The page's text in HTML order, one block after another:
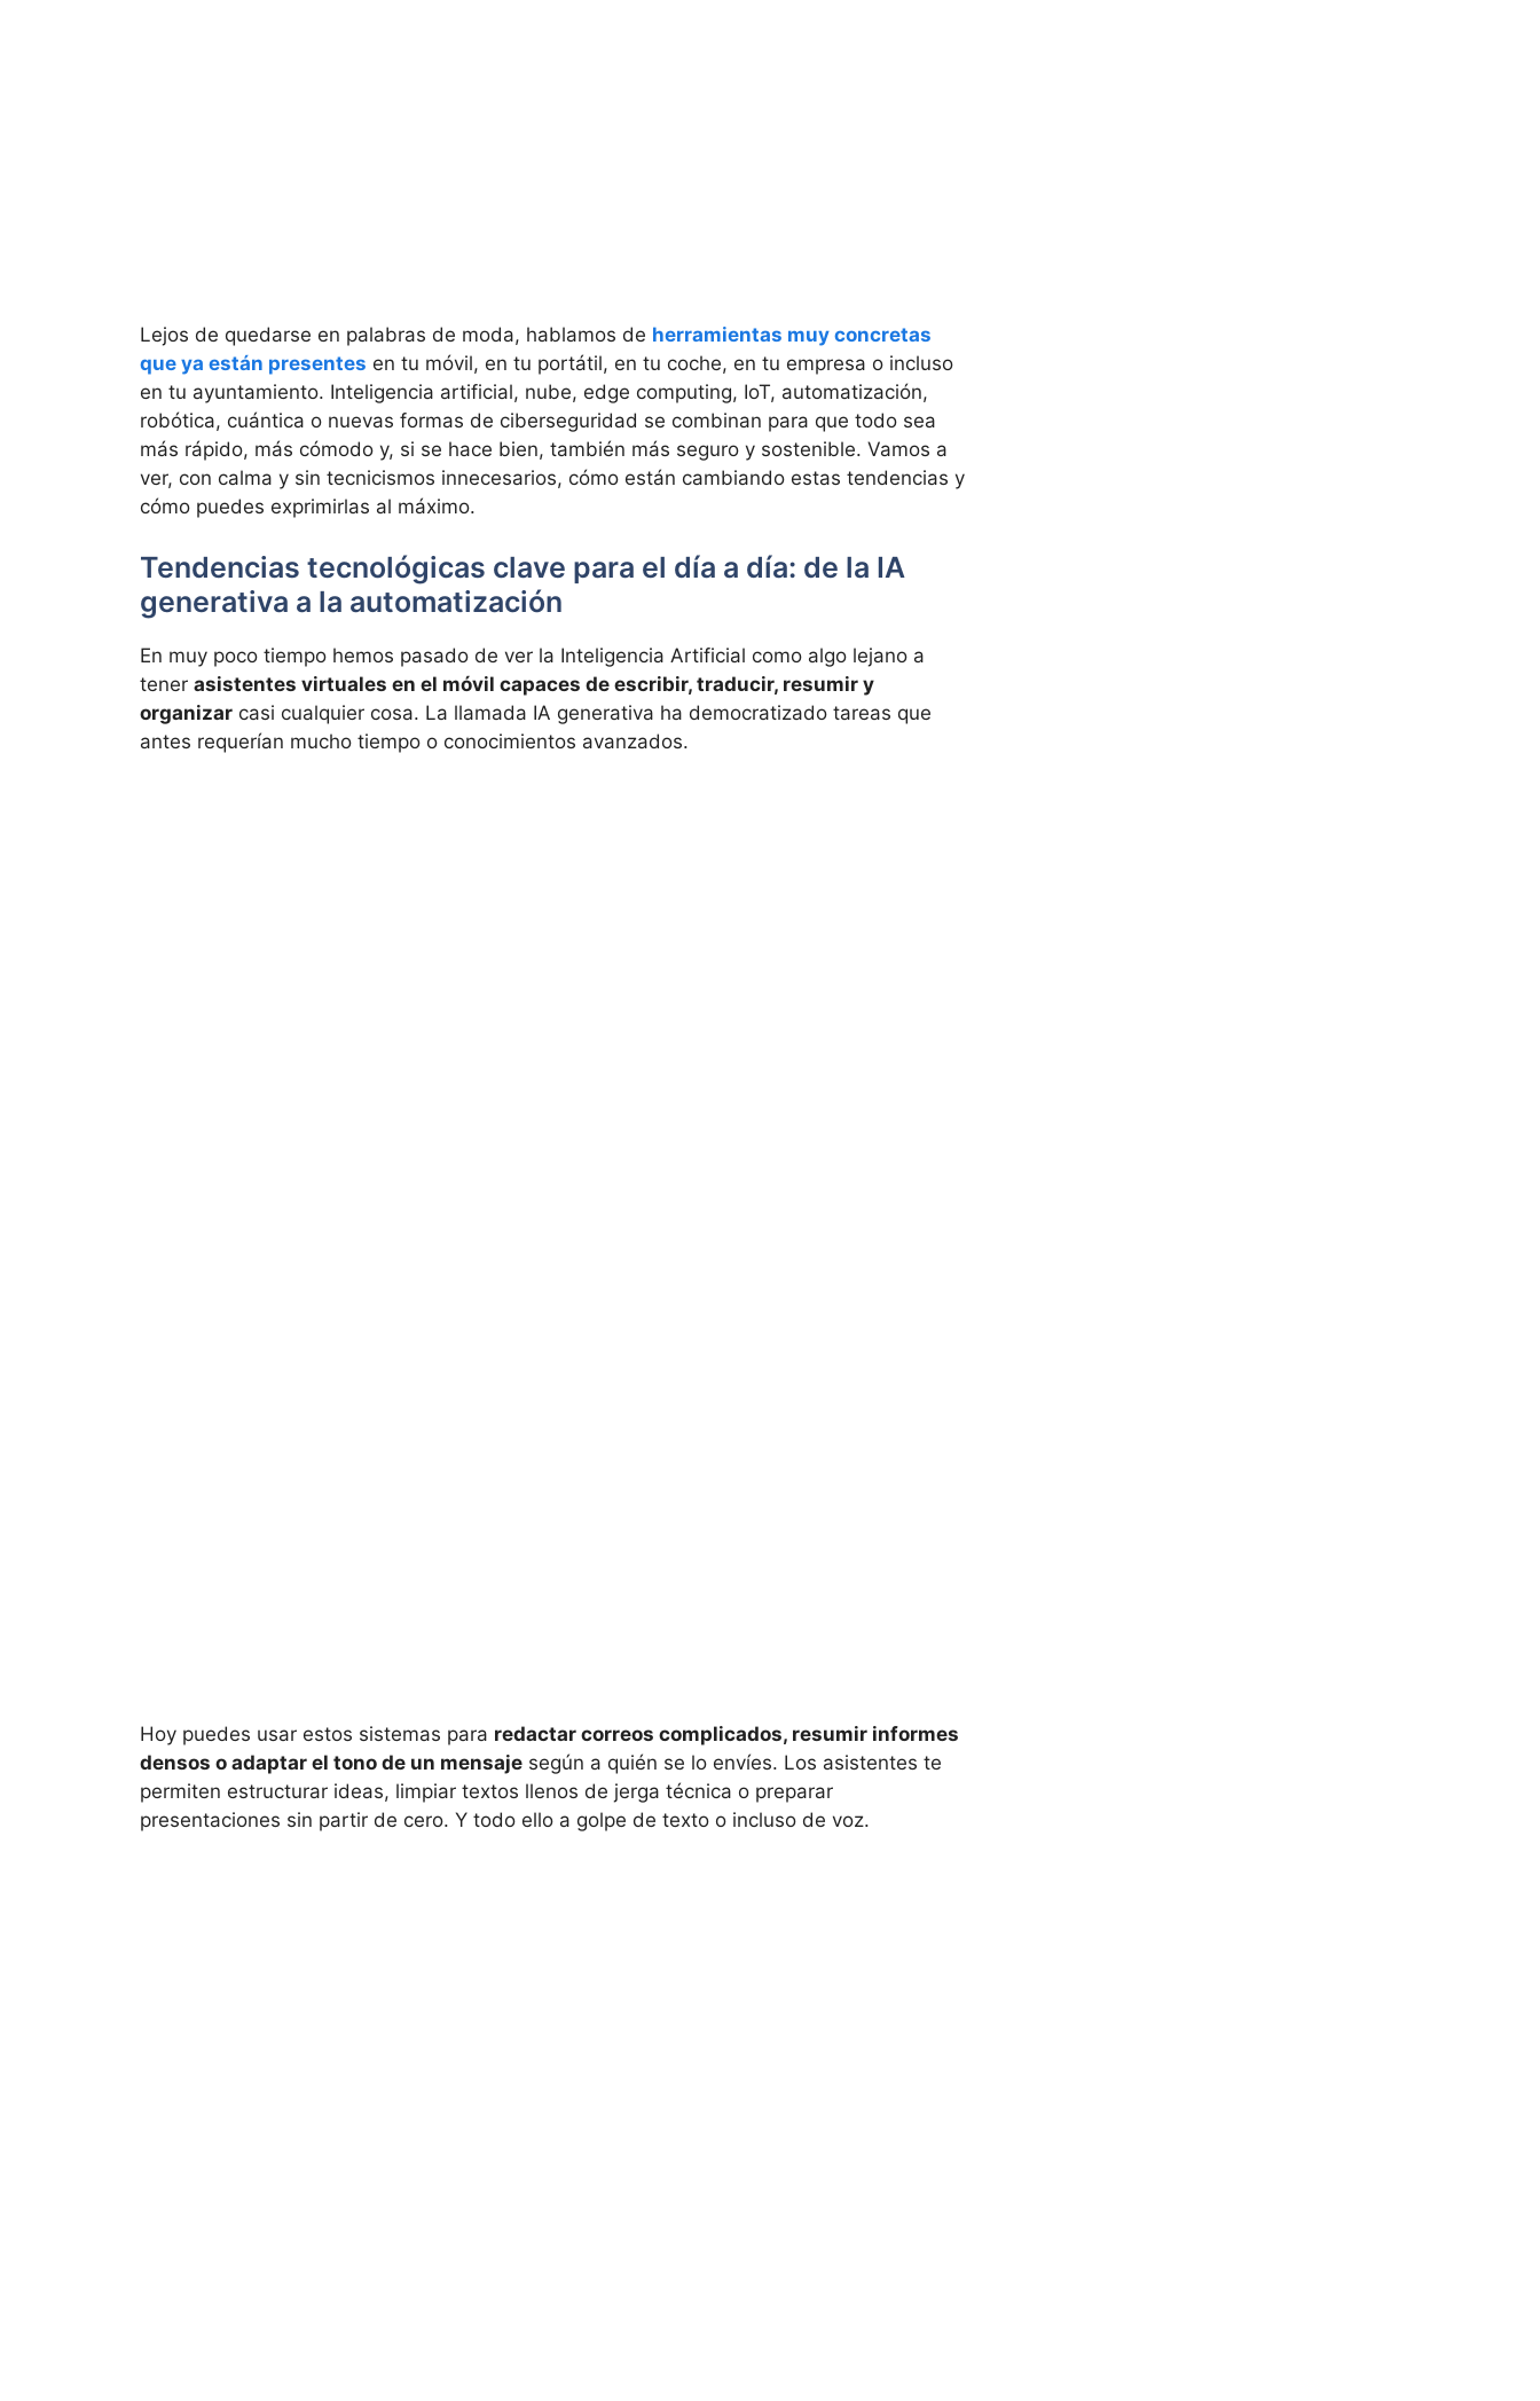
Lejos de quedarse en palabras de moda, hablamos de herramientas muy concretas
que ya están presentes en tu móvil, en tu portátil, en tu coche, en tu empresa o incluso
en tu ayuntamiento. Inteligencia artificial, nube, edge computing, IoT, automatización,
robótica, cuántica o nuevas formas de ciberseguridad se combinan para que todo sea
más rápido, más cómodo y, si se hace bien, también más seguro y sostenible. Vamos a
ver, con calma y sin tecnicismos innecesarios, cómo están cambiando estas tendencias y
cómo puedes exprimirlas al máximo.
Tendencias tecnológicas clave para el día a día: de la IA
generativa a la automatización
En muy poco tiempo hemos pasado de ver la Inteligencia Artificial como algo lejano a
tener asistentes virtuales en el móvil capaces de escribir, traducir, resumir y
organizar casi cualquier cosa. La llamada IA generativa ha democratizado tareas que
antes requerían mucho tiempo o conocimientos avanzados.
Hoy puedes usar estos sistemas para redactar correos complicados, resumir informes
densos o adaptar el tono de un mensaje según a quién se lo envíes. Los asistentes te
permiten estructurar ideas, limpiar textos llenos de jerga técnica o preparar
presentaciones sin partir de cero. Y todo ello a golpe de texto o incluso de voz.